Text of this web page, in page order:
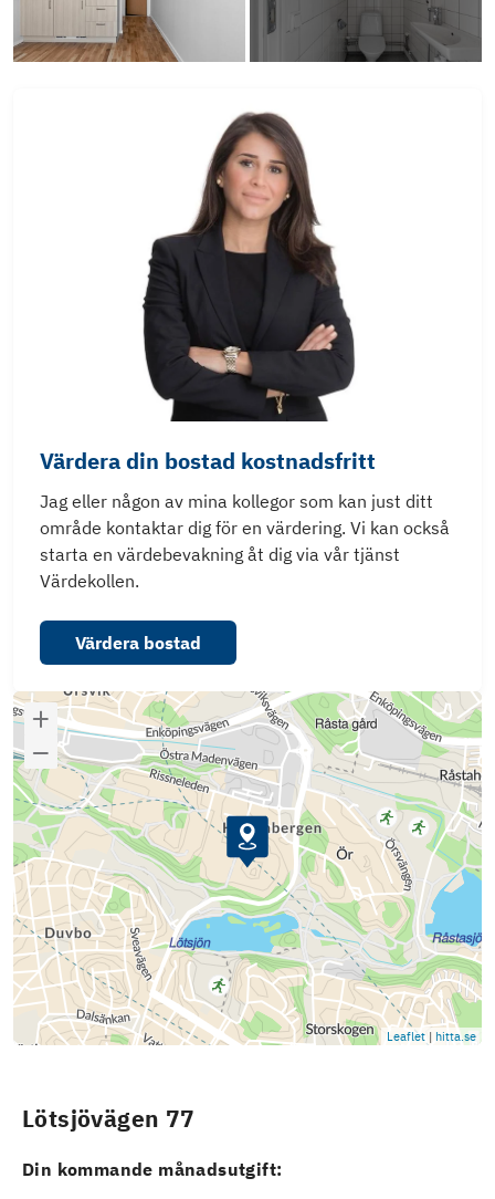
Värdera din bostad kostnadsfritt
Jag eller någon av mina kollegor som kan just ditt
område kontaktar dig för en värdering. Vi kan också
starta en värdebevakning åt dig via vår tjänst
Värdekollen.
Värdera bostad
Leaflet | hitta.se
Lötsjövägen 77
Din kommande månadsutgift: